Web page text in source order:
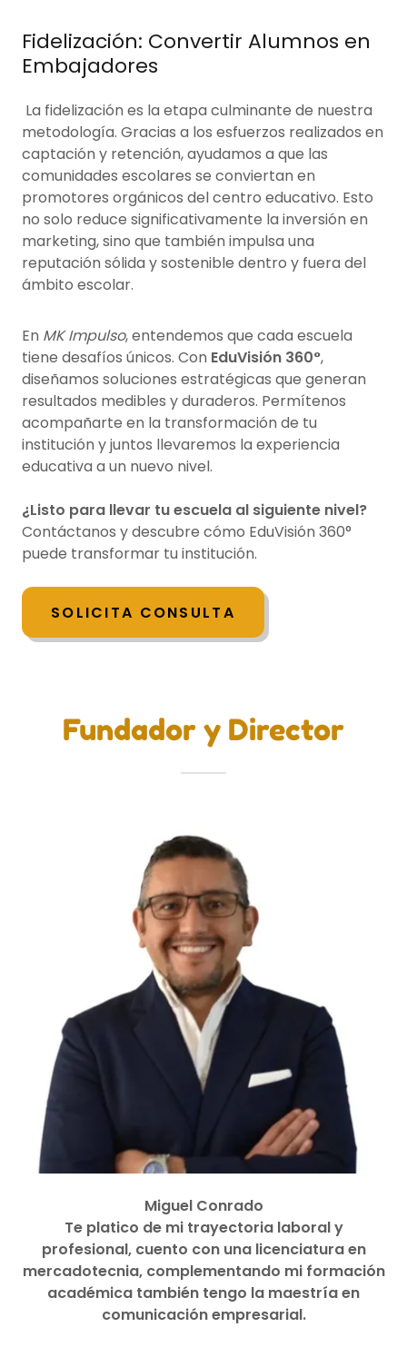
Fidelización: Convertir Alumnos en
Embajadores
La fidelización es la etapa culminante de nuestra
metodología. Gracias a los esfuerzos realizados en
captación y retención, ayudamos a que las
comunidades escolares se conviertan en
promotores orgánicos del centro educativo. Esto
no solo reduce significativamente la inversión en
marketing, sino que también impulsa una
reputación sólida y sostenible dentro y fuera del
ámbito escolar.
En MK Impulso, entendemos que cada escuela
tiene desafíos únicos. Con EduVisión 360°,
diseñamos soluciones estratégicas que generan
resultados medibles y duraderos. Permítenos
acompañarte en la transformación de tu
institución y juntos llevaremos la experiencia
educativa a un nuevo nivel.
¿Listo para llevar tu escuela al siguiente nivel?
Contáctanos y descubre cómo EduVisión 360°
puede transformar tu institución.
SOLICITA CONSULTA
Fundador y Director
Miguel Conrado
Te platico de mi trayectoria laboral y
profesional, cuento con una licenciatura en
mercadotecnia, complementando mi formación
académica también tengo la maestría en
comunicación empresarial.